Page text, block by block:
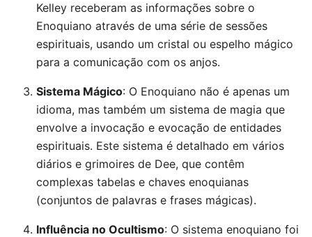
Kelley receberam as informações sobre o
Enoquiano através de uma série de sessões
espirituais, usando um cristal ou espelho mágico
para a comunicação com os anjos.
Sistema Mágico: O Enoquiano não é apenas um
idioma, mas também um sistema de magia que
envolve a invocação e evocação de entidades
espirituais. Este sistema é detalhado em vários
diários e grimoires de Dee, que contêm
complexas tabelas e chaves enoquianas
(conjuntos de palavras e frases mágicas).
Influência no Ocultismo: O sistema enoquiano foi